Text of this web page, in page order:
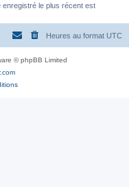
enregistré le plus récent est
Heures au format UTC
© phpBB Limited